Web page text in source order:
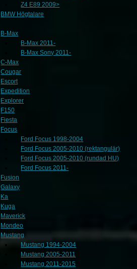
Z4 E89 2009>
BMW Högtalare
B-Max
B-Max 2011-
B-Max Sony 2011-
C-Max
Cougar
Escort
Expedition
Explorer
F150
Fiesta
Focus
Ford Focus 1998-2004
Ford Focus 2005-2010 (rektangulär)
Ford Focus 2005-2010 (rundad HU)
Ford Focus 2011-
Fusion
Galaxy
Ka
Kuga
Maverick
Mondeo
Mustang
Mustang 1994-2004
Mustang 2005-2011
Mustang 2011-2015